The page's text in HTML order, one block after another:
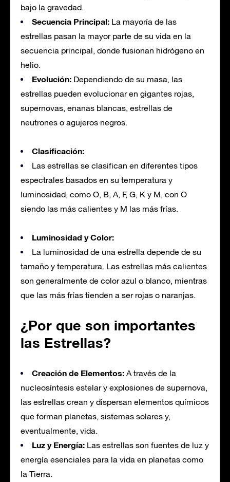
bajo la gravedad.
Secuencia Principal: La mayoría de las
estrellas pasan la mayor parte de su vida en la
secuencia principal, donde fusionan hidrógeno en
helio.
Evolución: Dependiendo de su masa, las
estrellas pueden evolucionar en gigantes rojas,
supernovas, enanas blancas, estrellas de
neutrones o agujeros negros.
Clasificación:
Las estrellas se clasifican en diferentes tipos
espectrales basados en su temperatura y
luminosidad, como O, B, A, F, G, K y M, con O
siendo las más calientes y M las más frías.
Luminosidad y Color:
La luminosidad de una estrella depende de su
tamaño y temperatura. Las estrellas más calientes
son generalmente de color azul o blanco, mientras
que las más frías tienden a ser rojas o naranjas.
¿Por que son importantes
las Estrellas?
Creación de Elementos: A través de la
nucleosíntesis estelar y explosiones de supernova,
las estrellas crean y dispersan elementos químicos
que forman planetas, sistemas solares y,
eventualmente, vida.
Luz y Energía: Las estrellas son fuentes de luz y
energía esenciales para la vida en planetas como
la Tierra.